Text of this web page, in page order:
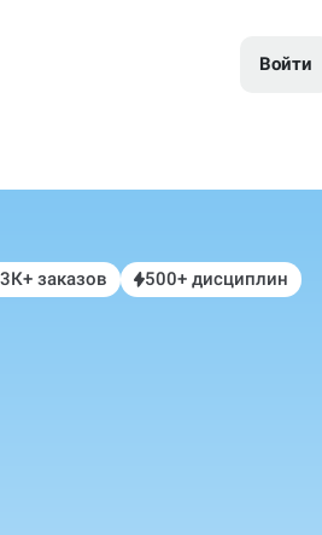
Войти
заказов 500+ дисциплин